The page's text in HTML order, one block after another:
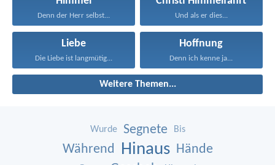
Denn der Herr selbst... Und als er dies...
Liebe
Die Liebe ist langmütig...
Hoffnung
Denn ich kenne ja...
Weitere Themen...
Wurde Segnete Bis
Während Hinaus Hände